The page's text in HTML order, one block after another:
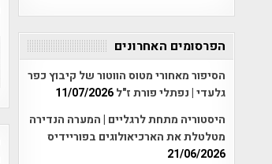
הפרסומים האחרונים
הסיפור מאחורי מטוס הווטור של קיבוץ כפר
גלעדי | נפתלי פורת ז"ל11/07/2026
היסטוריה מתחת לרגליים | המערה הנדירה
מטלטלת את הארכיאולוגים בפוריידיס
21/06/2026